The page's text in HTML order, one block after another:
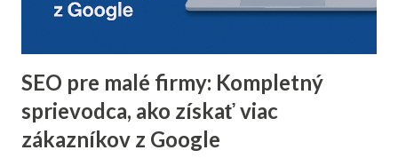
úplne odstrániť z databázy. 2. Segmentácia kontaktov podľa
minuloročnej v...
SEO pre malé firmy: Kompletný
sprievodca, ako získať viac
zákazníkov z Google